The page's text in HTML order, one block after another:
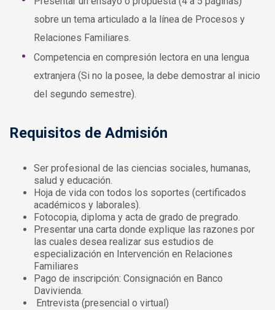
sobre un tema articulado a la línea de Procesos y
Relaciones Familiares.
Competencia en compresión lectora en una lengua
extranjera (Si no la posee, la debe demostrar al inicio
del segundo semestre).
Requisitos de Admisión
Ser profesional de las ciencias sociales, humanas,
salud y educación.
Hoja de vida con todos los soportes (certificados
académicos y laborales).
Fotocopia, diploma y acta de grado de pregrado.
Presentar una carta donde explique las razones por
las cuales desea realizar sus estudios de
especialización en Intervención en Relaciones
Familiares
Pago de inscripción: Consignación en Banco
Davivienda.
Entrevista (presencial o virtual)